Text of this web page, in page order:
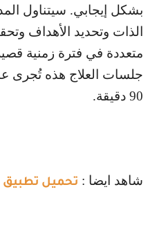
بشكل إيجابي. سيتناول
الذات وتحديد الأهداف
متعددة في فترة زمنية
جلسات العلاج هذه تُجرى
90 دقيقة.
شاهد ايضا : تحميل تطبيق 3sktvtr قصة عشق